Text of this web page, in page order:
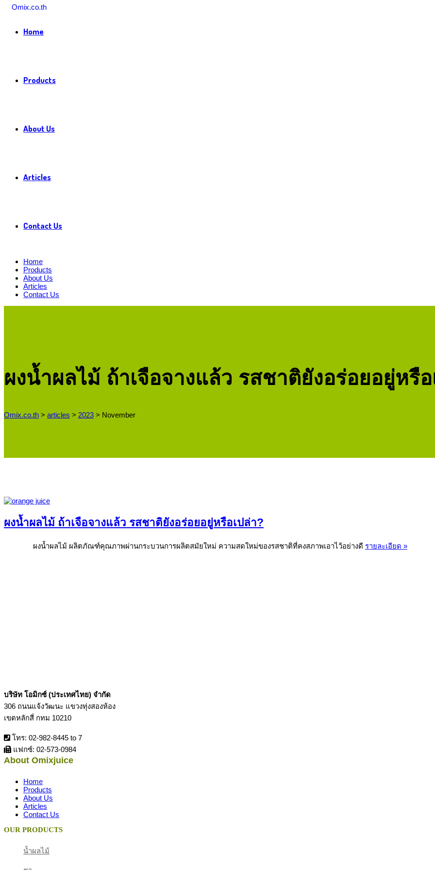
Home
Products
About Us
Articles
Contact Us
Home
Products
About Us
Articles
Contact Us
ผงน้ำผลไม้ ถ้าเจือจางแล้ว รสชาติยังอร่อยอยู่หรือ
Omix.co.th > articles > 2023 > November
ผงน้ำผลไม้ ถ้าเจือจางแล้ว รสชาติยังอร่อยอยู่หรือเปล่า?
ผงน้ำผลไม้ ผลิตภัณฑ์คุณภาพผ่านกระบวนการผลิตสมัยใหม่ ความสดใหม่ของรสชาติที่คงสภาพเอาไว้อย่างดี รายละเอียด »
บริษัท โอมิกซ์ (ประเทศไทย) จำกัด
306 ถนนแจ้งวัฒนะ แขวงทุ่งสองห้อง
เขตหลักสี่ กทม 10210
โทร: 02-982-8445 to 7
แฟกซ์: 02-573-0984
About Omixjuice
Home
Products
About Us
Articles
Contact Us
OUR PRODUCTS
น้ำผลไม้